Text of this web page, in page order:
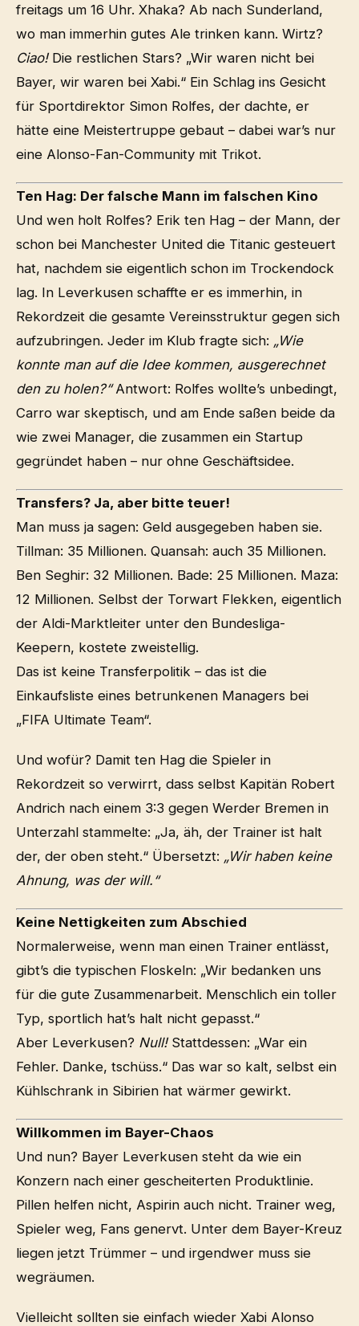
freitags um 16 Uhr. Xhaka? Ab nach Sunderland,
wo man immerhin gutes Ale trinken kann. Wirtz?
Ciao!Die restlichen Stars? „Wir waren nicht bei
Bayer, wir waren bei Xabi.“ Ein Schlag ins Gesicht
für Sportdirektor Simon Rolfes, der dachte, er
hätte eine Meistertruppe gebaut – dabei war’s nur
eine Alonso-Fan-Community mit Trikot.
Ten Hag: Der falsche Mann im falschen Kino
Und wen holt Rolfes? Erik ten Hag – der Mann, der
schon bei Manchester United die Titanic gesteuert
hat, nachdem sie eigentlich schon im Trockendock
lag. In Leverkusen schaffte er es immerhin, in
Rekordzeit die gesamte Vereinsstruktur gegen sich
aufzubringen. Jeder im Klub fragte sich: „Wie
konnte man auf die Idee kommen, ausgerechnet
den zu holen?“Antwort: Rolfes wollte’s unbedingt,
Carro war skeptisch, und am Ende saßen beide da
wie zwei Manager, die zusammen ein Startup
gegründet haben – nur ohne Geschäftsidee.
Transfers? Ja, aber bitte teuer!
Man muss ja sagen: Geld ausgegeben haben sie.
Tillman: 35 Millionen. Quansah: auch 35 Millionen.
Ben Seghir: 32 Millionen. Bade: 25 Millionen. Maza:
12 Millionen. Selbst der Torwart Flekken, eigentlich
der Aldi-Marktleiter unter den Bundesliga-
Keepern, kostete zweistellig.
Das ist keine Transferpolitik – das ist die
Einkaufsliste eines betrunkenen Managers bei
„FIFA Ultimate Team“.
Und wofür? Damit ten Hag die Spieler in
Rekordzeit so verwirrt, dass selbst Kapitän Robert
Andrich nach einem 3:3 gegen Werder Bremen in
Unterzahl stammelte: „Ja, äh, der Trainer ist halt
der, der oben steht.“ Übersetzt: „Wir haben keine
Ahnung, was der will.“
Keine Nettigkeiten zum Abschied
Normalerweise, wenn man einen Trainer entlässt,
gibt’s die typischen Floskeln: „Wir bedanken uns
für die gute Zusammenarbeit. Menschlich ein toller
Typ, sportlich hat’s halt nicht gepasst.“
Aber Leverkusen? Null!Stattdessen: „War ein
Fehler. Danke, tschüss.“ Das war so kalt, selbst ein
Kühlschrank in Sibirien hat wärmer gewirkt.
Willkommen im Bayer-Chaos
Und nun? Bayer Leverkusen steht da wie ein
Konzern nach einer gescheiterten Produktlinie.
Pillen helfen nicht, Aspirin auch nicht. Trainer weg,
Spieler weg, Fans genervt. Unter dem Bayer-Kreuz
liegen jetzt Trümmer – und irgendwer muss sie
wegräumen.
Vielleicht sollten sie einfach wieder Xabi Alonso